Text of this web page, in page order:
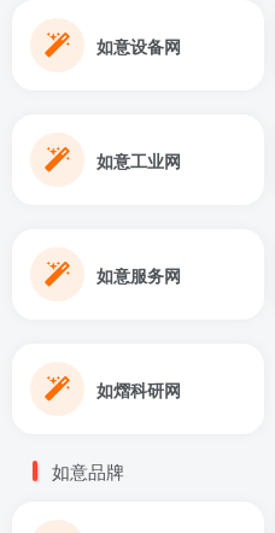
如意设备网
如意工业网
如意服务网
如熠科研网
如意品牌